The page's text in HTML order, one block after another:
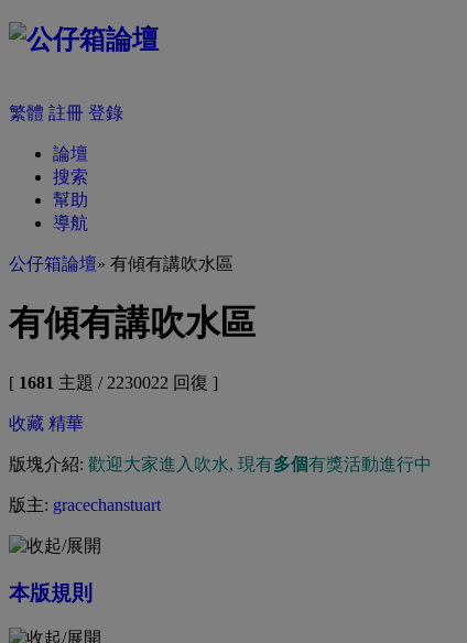
繁體 註冊 登錄
論壇
搜索
幫助
導航
公仔箱論壇» 有傾有講吹水區
有傾有講吹水區
[ 1681 主題 / 2230022 回復 ]
收藏 精華
版塊介紹: 歡迎大家進入吹水, 現有多個有獎活動進行中
版主: gracechanstuart
本版規則